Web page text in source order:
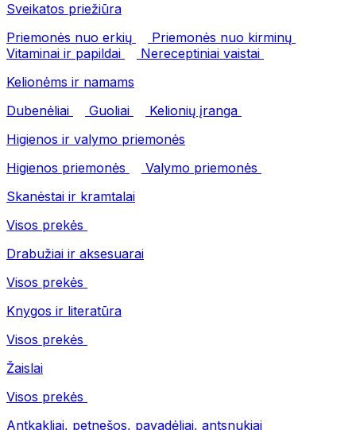
Sveikatos priežiūra
Priemonės nuo erkių
Priemonės nuo kirminų
Vitaminai ir papildai
Nereceptiniai vaistai
Kelionėms ir namams
Dubenėliai
Guoliai
Kelionių įranga
Higienos ir valymo priemonės
Higienos priemonės
Valymo priemonės
Skanėstai ir kramtalai
Visos prekės
Drabužiai ir aksesuarai
Visos prekės
Knygos ir literatūra
Visos prekės
Žaislai
Visos prekės
Antkakliai, petnešos, pavadėliai, antsnukiai